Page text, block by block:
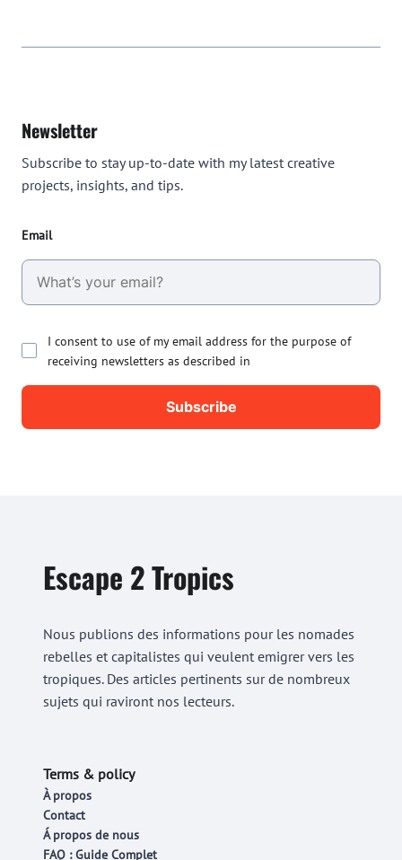
Newsletter
Subscribe to stay up-to-date with my latest creative
projects, insights, and tips.
Email
I consent to use of my email address for the purpose of
receiving newsletters as described in
Escape 2 Tropics
Nous publions des informations pour les nomades
rebelles et capitalistes qui veulent emigrer vers les
tropiques. Des articles pertinents sur de nombreux
sujets qui raviront nos lecteurs.
Terms & policy
À propos
Contact
Á propos de nous
FAQ : Guide Complet